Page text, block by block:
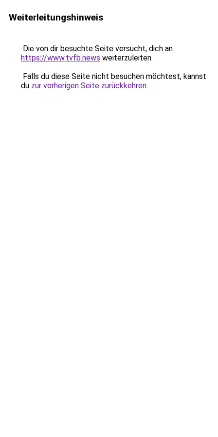
Weiterleitungshinweis
Die von dir besuchte Seite versucht, dich an
https://www.tvfb.news weiterzuleiten.
Falls du diese Seite nicht besuchen möchtest, kannst
du zur vorherigen Seite zurückkehren.